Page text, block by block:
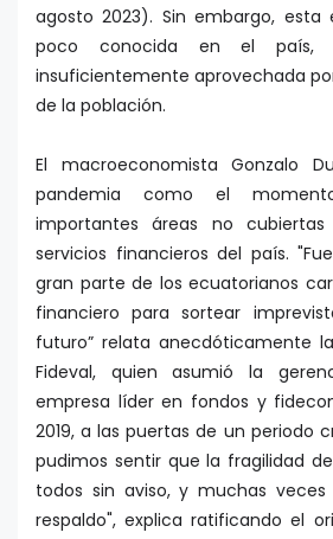
agosto 2023). Sin embargo,
poco conocida en el
insuficientemente aprovechada
de la población.
El macroeconomista Gonzalo
pandemia como el
importantes áreas no
servicios financieros del país.
gran parte de los ecuatorianos
financiero para sortear
futuro” relata anecdóticamente
Fideval, quien asumió la
empresa líder en fondos y
2019, a las puertas de un periodo
pudimos sentir que la fragilidad
todos sin aviso, y muchas
respaldo", explica ratificando el